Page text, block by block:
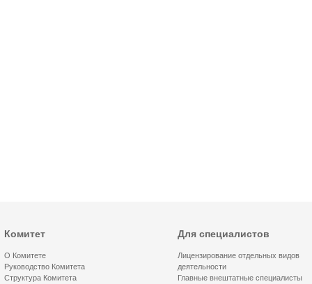
Комитет
О Комитете
Руководство Комитета
Структура Комитета
Для специалистов
Лицензирование отдельных видов
деятельности
Главные внештатные специалисты